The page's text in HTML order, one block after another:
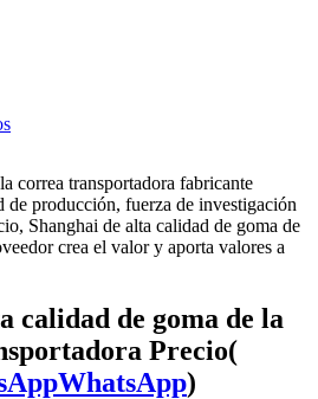
correa transportadora fabricante
de producción, fuerza de investigación
Shanghai de alta calidad de goma de
crea el valor y aporta valores a
calidad de goma de la
Precio(
WhatsApp)